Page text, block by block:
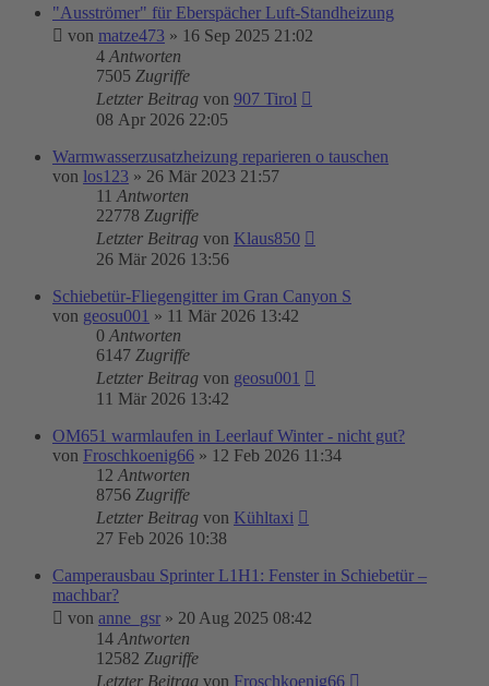
"Ausströmer" für Eberspächer Luft-Standheizung
von matze473 » 16 Sep 2025 21:02
4 Antworten
7505 Zugriffe
Letzter Beitrag von 907 Tirol
08 Apr 2026 22:05
Warmwasserzusatzheizung reparieren o tauschen
von los123 » 26 Mär 2023 21:57
11 Antworten
22778 Zugriffe
Letzter Beitrag von Klaus850
26 Mär 2026 13:56
Schiebetür-Fliegengitter im Gran Canyon S
von geosu001 » 11 Mär 2026 13:42
0 Antworten
6147 Zugriffe
Letzter Beitrag von geosu001
11 Mär 2026 13:42
OM651 warmlaufen in Leerlauf Winter - nicht gut?
von Froschkoenig66 » 12 Feb 2026 11:34
12 Antworten
8756 Zugriffe
Letzter Beitrag von Kühltaxi
27 Feb 2026 10:38
Camperausbau Sprinter L1H1: Fenster in Schiebetür –
machbar?
von anne_gsr » 20 Aug 2025 08:42
14 Antworten
12582 Zugriffe
Letzter Beitrag von Froschkoenig66